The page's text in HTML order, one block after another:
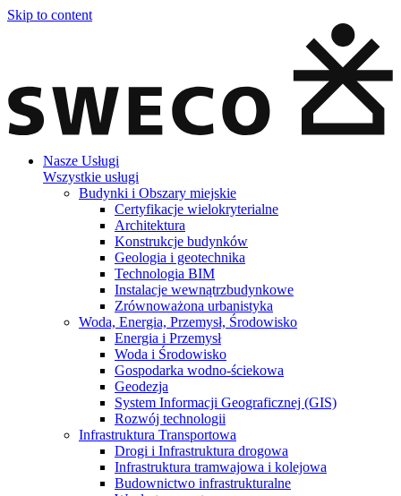
Skip to content
Nasze Usługi
Wszystkie usługi
Budynki i Obszary miejskie
Certyfikacje wielokryterialne
Architektura
Konstrukcje budynków
Geologia i geotechnika
Technologia BIM
Instalacje wewnątrzbudynkowe
Zrównoważona urbanistyka
Woda, Energia, Przemysł, Środowisko
Energia i Przemysł
Woda i Środowisko
Gospodarka wodno-ściekowa
Geodezja
System Informacji Geograficznej (GIS)
Rozwój technologii
Infrastruktura Transportowa
Drogi i Infrastruktura drogowa
Infrastruktura tramwajowa i kolejowa
Budownictwo infrastrukturalne